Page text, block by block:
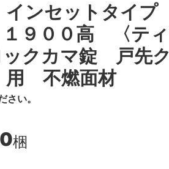
ンセットタイプ
９００高 〈ティ
クカマ錠 戸先ク
用 不燃面材
い。
梱